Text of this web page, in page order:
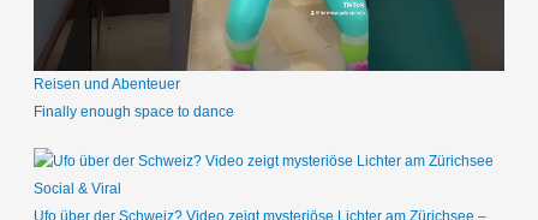
Reisen und Abenteuer
Finally enough space to dance
Social & Viral
Ufo über der Schweiz? Video zeigt mysteriöse Lichter am Zürichsee –